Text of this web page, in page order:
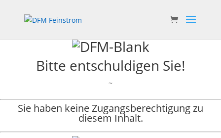
Bitte entschuldigen Sie!
~
Sie haben keine Zugangsberechtigung zu
diesem Inhalt.